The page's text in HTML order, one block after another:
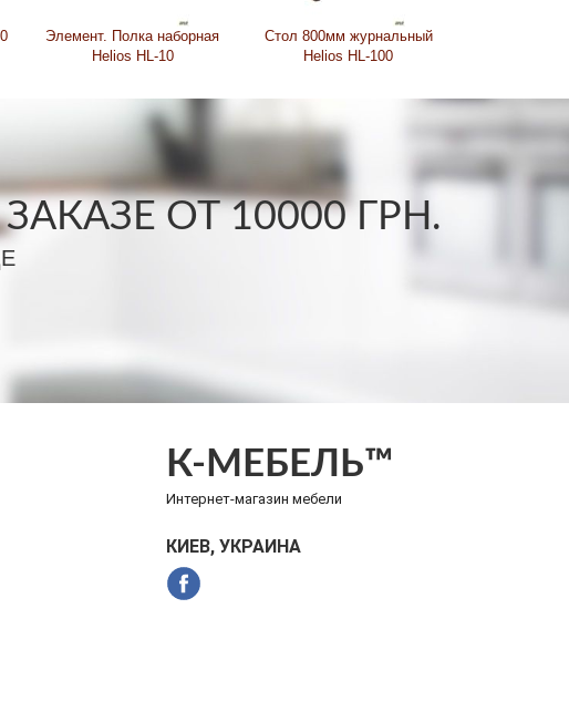
Элемент. Полка наборная
Helios HL-10
Стол 800мм журнальный
Helios HL-100
ОТ 10000 ГРН.
К-МЕБЕЛЬ™
Интернет-магазин мебели
КИЕВ, УКРАИНА